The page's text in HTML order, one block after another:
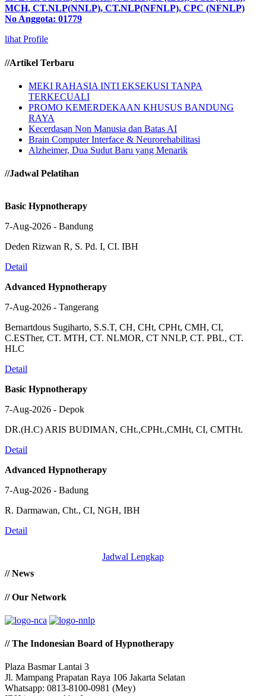
MCH, CT.NLP(NNLP), CT.NLP(NFNLP), CPC (NFNLP)
No Anggota: 01779
lihat Profile
//Artikel Terbaru
MEKI RAHASIA INTI EKSEKUSI TANPA
TERKECUALI
PROMO KEMERDEKAAN KHUSUS BANDUNG
RAYA
Kecerdasan Non Manusia dan Batas AI
Brain Computer Interface & Neurorehabilitasi
Alzheimer, Dua Sudut Baru yang Menarik
//Jadwal Pelatihan
Basic Hypnotherapy
7-Aug-2026 - Bandung
Deden Rizwan R, S. Pd. I, CI. IBH
Detail
Advanced Hypnotherapy
7-Aug-2026 - Tangerang
Bernartdous Sugiharto, S.S.T, CH, CHt, CPHt, CMH, CI,
C.ESTher, CT. MTH, CT. NLMOR, CT NNLP, CT. PBL, CT.
HLC
Detail
Basic Hypnotherapy
7-Aug-2026 - Depok
DR.(H.C) ARIS BUDIMAN, CHt.,CPHt.,CMHt, CI, CMTHt.
Detail
Advanced Hypnotherapy
7-Aug-2026 - Badung
R. Darmawan, Cht., CI, NGH, IBH
Detail
Jadwal Lengkap
// News
// Our Network
// The Indonesian Board of Hypnotherapy
Plaza Basmar Lantai 3
Jl. Mampang Prapatan Raya 106 Jakarta Selatan
Whatsapp: 0813-8100-0981 (Mey)